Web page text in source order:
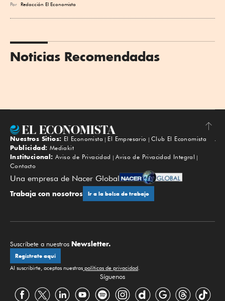
Por Redacción El Economista
Noticias Recomendadas
Subir
Nuestros Sitios: El Economista El Empresario
Club El Economista
Publicidad: Mediakit
Institucional: Aviso de Privacidad
Aviso de Privacidad Integral
Contacto
Una empresa de Nacer Global
Trabaja con nosotros Ir a la bolsa de trabajo
Suscríbete a nuestros Newsletter.
Regístrate aquí
Al suscribirte, aceptas nuestras políticas de privacidad.
Síguenos